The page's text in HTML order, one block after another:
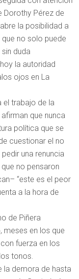
Dorothy Pérez de
la posibilidad a
no solo puede
duda
la autoridad
ojos en La
el trabajo de la
que nunca
política que se
cuestionar el no
una renuncia
no pensaron
“este es el peor
a la hora de
de Piñera
meses en los que
fuerza en los
tonos.
la demora de hasta